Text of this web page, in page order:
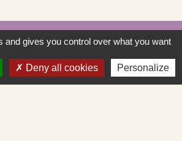
Contacts
de Saint-Albain
de la Mairie
and gives you control over what you want
Deny all cookies Personalize